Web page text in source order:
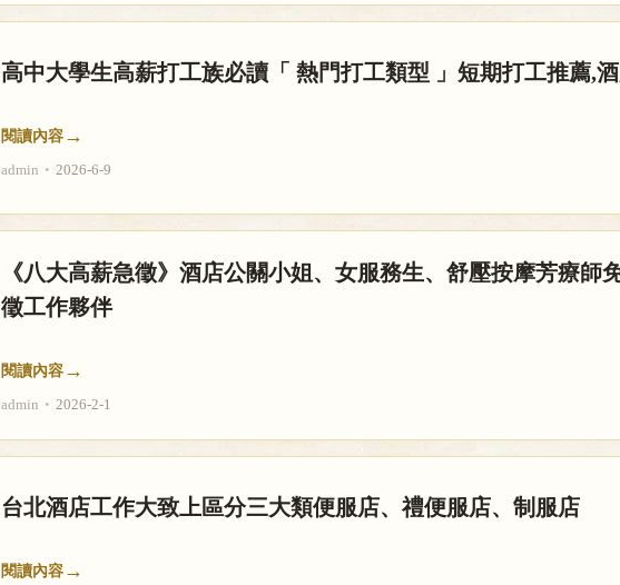
高中大學生高薪打工族必讀「 熱門打工類型 」短期打工推薦,
閱讀內容 →
admin • 2026-6-9
《八大高薪急徵》酒店公關小姐、女服務生、舒壓按摩芳療師
徵工作夥伴
閱讀內容 →
admin • 2026-2-1
台北酒店工作大致上區分三大類便服店、禮便服店、制服店
閱讀內容 →